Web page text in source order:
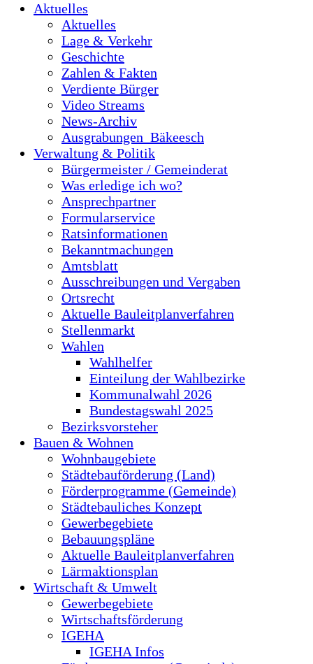
Aktuelles
Aktuelles
Lage & Verkehr
Geschichte
Zahlen & Fakten
Verdiente Bürger
Video Streams
News-Archiv
Ausgrabungen_Bäkeesch
Verwaltung & Politik
Bürgermeister / Gemeinderat
Was erledige ich wo?
Ansprechpartner
Formularservice
Ratsinformationen
Bekanntmachungen
Amtsblatt
Ausschreibungen und Vergaben
Ortsrecht
Aktuelle Bauleitplanverfahren
Stellenmarkt
Wahlen
Wahlhelfer
Einteilung der Wahlbezirke
Kommunalwahl 2026
Bundestagswahl 2025
Bezirksvorsteher
Bauen & Wohnen
Wohnbaugebiete
Städtebauförderung (Land)
Förderprogramme (Gemeinde)
Städtebauliches Konzept
Gewerbegebiete
Bebauungspläne
Aktuelle Bauleitplanverfahren
Lärmaktionsplan
Wirtschaft & Umwelt
Gewerbegebiete
Wirtschaftsförderung
IGEHA
IGEHA Infos